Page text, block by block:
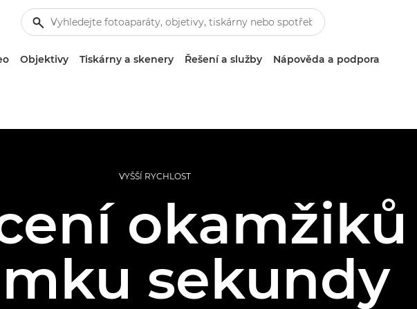
Objektivy Tiskárny a skenery Řešení a služby Nápověda a podpora
VYŠŠÍ RYCHLOST
okamžiků
sekundy